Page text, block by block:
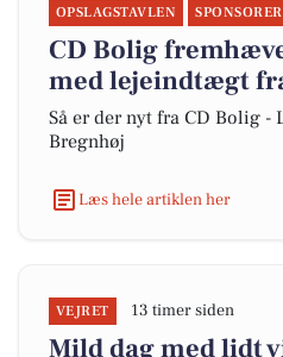
OPSLAGSTAVLEN
CD Bolig
med lejeindtægt
Så er der nyt fra CD Bolig -
Bregnhøj
Læs hele artiklen her
VEJRET 13 timer siden
Mild dag med lidt